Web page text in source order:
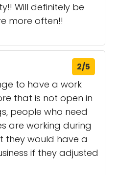
Will definitely be
more often!!
2/5
to have a work
that is not open in
people who need
are working during
they would have a
if they adjusted